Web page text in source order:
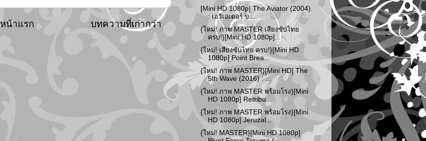
บทความที่เก่ากว่า
หน้าแรก
[Mini HD 1080p] The Aviator (2004)
: เอวิเอเตอร์ บ...
{ใหม่! ภาพ MASTER เสียงซับไทย
ครบ!}[Mini HD 1080p]...
{ใหม่! เสียงซับไทย ครบ!}[Mini HD
1080p] Point Brea...
{ใหม่! ภาพ MASTER}[Mini HD] The
5th Wave (2016) : ...
{ใหม่! ภาพ MASTER พร้อมโรง}[Mini
HD 1080p] Retribu...
{ใหม่! ภาพ MASTER พร้อมโรง}[Mini
HD 1080p] Jeruzal...
{ใหม่! MASTER}[Mini HD 1080p]